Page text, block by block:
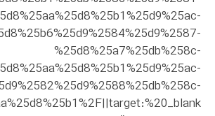
%25d8%25a7%25db%258c-